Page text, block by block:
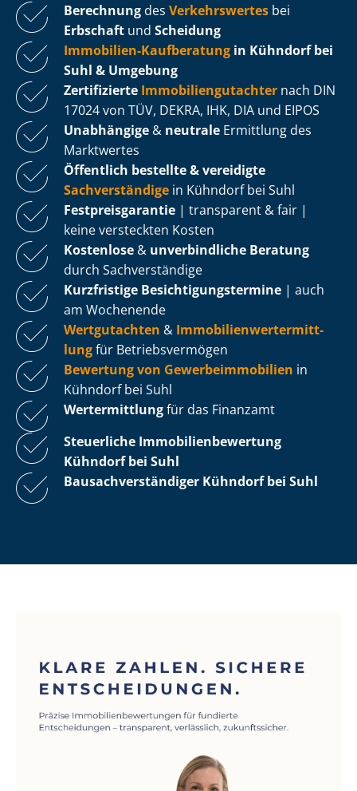
Berechnung des Verkehrswertes bei
Erbschaft und Scheidung
Immobilien-Kaufberatung in Kühndorf bei
Suhl & Umgebung
Zertifizierte Im­mo­bi­li­en­gut­ach­ter nach DIN
17024 von TÜV, DEKRA, IHK, DIA und EIPOS
Unabhängige & neutrale Ermittlung des
Marktwertes
Öffentlich bestellte & vereidigte
Sachverständige in Kühndorf bei Suhl
Fest­preis­ga­ran­tie | transparent & fair |
keine versteckten Kosten
Kostenlose & unverbindliche Beratung
durch Sachverständige
Kurzfristige Be­sich­ti­gungs­ter­mi­ne | auch
am Wochenende
Wertgutachten & Im­mo­bi­li­en­wert­ermitt­
lungfür Be­triebs­ver­mö­gen
Bewertung von Ge­wer­be­im­mo­bi­li­en in
Kühndorf bei Suhl
Wertermittlungfür das Finanzamt
Steuerliche Im­mo­bi­li­en­be­wer­tung
Kühndorf bei Suhl
Bau­sach­ver­stän­di­ger Kühndorf bei Suhl